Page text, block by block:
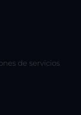
de servicios